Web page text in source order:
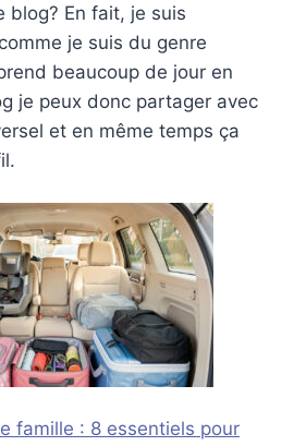
blog? En fait, je suis
je suis du genre
beaucoup de jour en
je peux donc partager avec
et en même temps ça
famille : 8 essentiels pour